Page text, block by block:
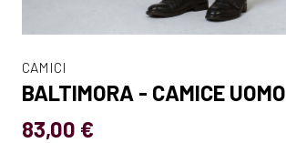
CAMICI
BALTIMORA - CAMICE UOMO
83,00 €